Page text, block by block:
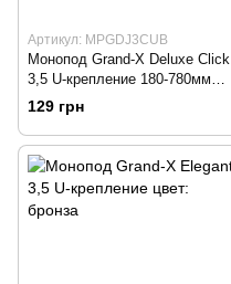
Артикул: MPGDJ3CUB
Монопод Grand-X Deluxe Click
3,5 U-крепление 180-780мм
Black
129 грн